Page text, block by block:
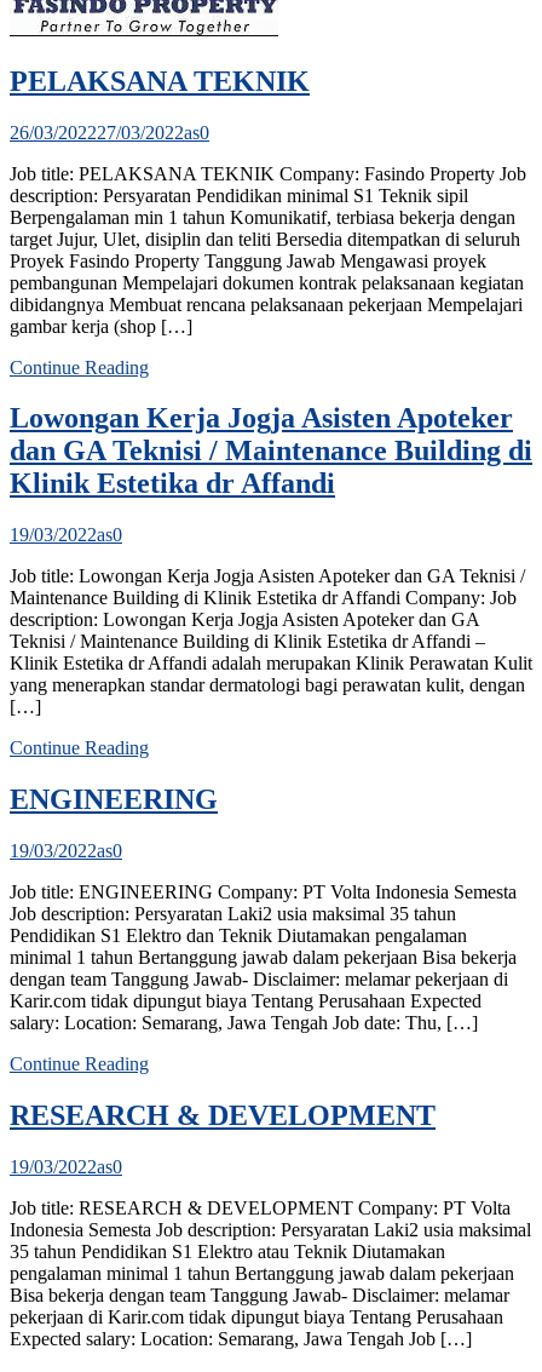
PELAKSANA TEKNIK
26/03/202227/03/2022as0
Job title: PELAKSANA TEKNIK Company: Fasindo Property Job
description: Persyaratan Pendidikan minimal S1 Teknik sipil
Berpengalaman min 1 tahun Komunikatif, terbiasa bekerja dengan
target Jujur, Ulet, disiplin dan teliti Bersedia ditempatkan di seluruh
Proyek Fasindo Property Tanggung Jawab Mengawasi proyek
pembangunan Mempelajari dokumen kontrak pelaksanaan kegiatan
dibidangnya Membuat rencana pelaksanaan pekerjaan Mempelajari
gambar kerja (shop […]
Continue Reading
Lowongan Kerja Jogja Asisten Apoteker
dan GA Teknisi / Maintenance Building di
Klinik Estetika dr Affandi
19/03/2022as0
Job title: Lowongan Kerja Jogja Asisten Apoteker dan GA Teknisi /
Maintenance Building di Klinik Estetika dr Affandi Company: Job
description: Lowongan Kerja Jogja Asisten Apoteker dan GA
Teknisi / Maintenance Building di Klinik Estetika dr Affandi –
Klinik Estetika dr Affandi adalah merupakan Klinik Perawatan Kulit
yang menerapkan standar dermatologi bagi perawatan kulit, dengan
[…]
Continue Reading
ENGINEERING
19/03/2022as0
Job title: ENGINEERING Company: PT Volta Indonesia Semesta
Job description: Persyaratan Laki2 usia maksimal 35 tahun
Pendidikan S1 Elektro dan Teknik Diutamakan pengalaman
minimal 1 tahun Bertanggung jawab dalam pekerjaan Bisa bekerja
dengan team Tanggung Jawab- Disclaimer: melamar pekerjaan di
Karir.com tidak dipungut biaya Tentang Perusahaan Expected
salary: Location: Semarang, Jawa Tengah Job date: Thu, […]
Continue Reading
RESEARCH & DEVELOPMENT
19/03/2022as0
Job title: RESEARCH & DEVELOPMENT Company: PT Volta
Indonesia Semesta Job description: Persyaratan Laki2 usia maksimal
35 tahun Pendidikan S1 Elektro atau Teknik Diutamakan
pengalaman minimal 1 tahun Bertanggung jawab dalam pekerjaan
Bisa bekerja dengan team Tanggung Jawab- Disclaimer: melamar
pekerjaan di Karir.com tidak dipungut biaya Tentang Perusahaan
Expected salary: Location: Semarang, Jawa Tengah Job […]